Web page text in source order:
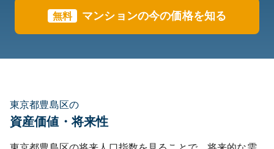
無料 マンションの今の価格を知る
東京都豊島区の
資産価値・将来性